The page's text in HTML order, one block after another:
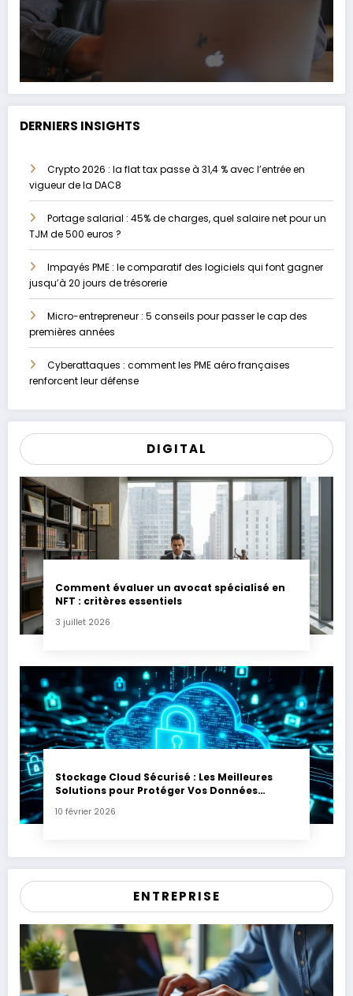
DERNIERS INSIGHTS
Crypto 2026 : la flat tax passe à 31,4 % avec l’entrée en
vigueur de la DAC8
Portage salarial : 45% de charges, quel salaire net pour un
TJM de 500 euros ?
Impayés PME : le comparatif des logiciels qui font gagner
jusqu’à 20 jours de trésorerie
Micro-entrepreneur : 5 conseils pour passer le cap des
premières années
Cyberattaques : comment les PME aéro françaises
renforcent leur défense
DIGITAL
Comment évaluer un avocat spécialisé en
NFT : critères essentiels
3 juillet 2026
Stockage Cloud Sécurisé : Les Meilleures
Solutions pour Protéger Vos Données
10 février 2026
ENTREPRISE